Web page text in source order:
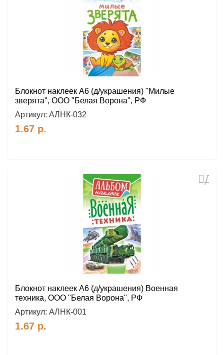
Блокнот наклеек А6 (д/украшения) "Милые
зверята", ООО "Белая Ворона", РФ
Артикул: АЛНК-032
1.67 р.
Блокнот наклеек А6 (д/украшения) Военная
техника, ООО "Белая Ворона", РФ
Артикул: АЛНК-001
1.67 р.